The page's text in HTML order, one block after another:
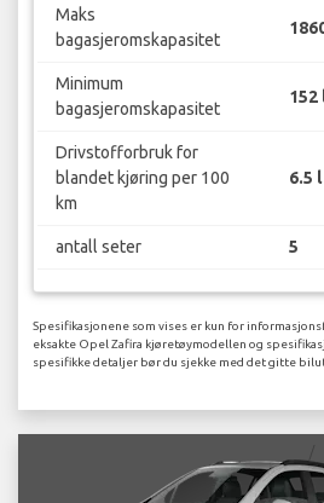
Maks
bagasjeromskapasitet
Minimum
bagasjeromskapasitet
152
Drivstofforbruk for
blandet kjøring per 100
km
6.5 l
antall seter 5
Spesifikasjonene som vises er kun for
eksakte Opel Zafira kjøretøymodellen og
spesifikke detaljer bør du sjekke med det gitte